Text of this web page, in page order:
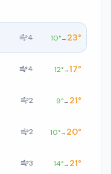
4 10°→ 23°
4 12°→17°
2 9°→ 21°
2 10°→ 20°
3 14°→ 21°